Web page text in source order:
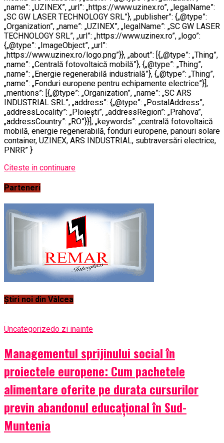
„name”: „UZINEX”, „url”: „https://www.uzinex.ro”, „legalName”:
„SC GW LASER TECHNOLOGY SRL”}, „publisher”: {„@type”:
„Organization”, „name”: „UZINEX”, „legalName”: „SC GW LASER
TECHNOLOGY SRL”, „url”: „https://www.uzinex.ro”, „logo”:
{„@type”: „ImageObject”, „url”:
„https://www.uzinex.ro/logo.png”}}, „about”: [{„@type”: „Thing”,
„name”: „Centrală fotovoltaică mobilă”}, {„@type”: „Thing”,
„name”: „Energie regenerabilă industrială”}, {„@type”: „Thing”,
„name”: „Fonduri europene pentru echipamente electrice”}],
„mentions”: [{„@type”: „Organization”, „name”: „SC ARS
INDUSTRIAL SRL”, „address”: {„@type”: „PostalAddress”,
„addressLocality”: „Ploiești”, „addressRegion”: „Prahova”,
„addressCountry”: „RO”}}], „keywords”: „centrală fotovoltaică
mobilă, energie regenerabilă, fonduri europene, panouri solare
container, UZINEX, ARS INDUSTRIAL, subtraversări electrice,
PNRR” }
Citeste in continuare
Parteneri
Știri noi din Vâlcea
Uncategorizedo zi inainte
Managementul sprijinului social în
proiectele europene: Cum pachetele
alimentare oferite pe durata cursurilor
previn abandonul educațional în Sud-
Muntenia